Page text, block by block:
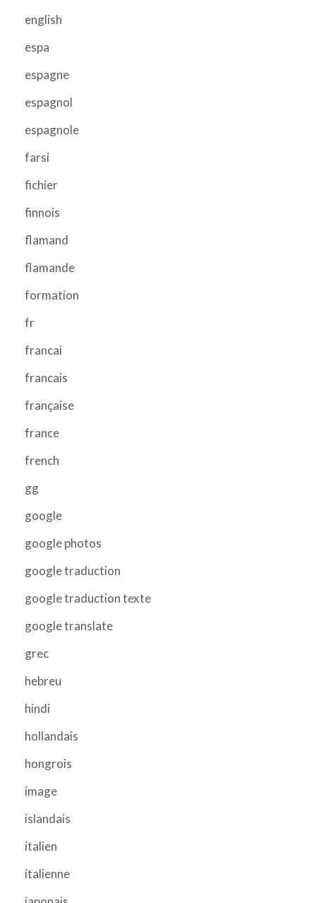
english
espa
espagne
espagnol
espagnole
farsi
fichier
finnois
flamand
flamande
formation
fr
francai
francais
française
france
french
gg
google
google photos
google traduction
google traduction texte
google translate
grec
hebreu
hindi
hollandais
hongrois
image
islandais
italien
italienne